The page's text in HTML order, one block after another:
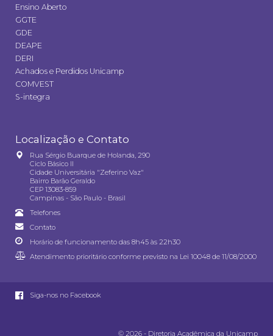
Ensino Aberto
GGTE
GDE
DEAPE
DERI
Achados e Perdidos Unicamp
COMVEST
S-integra
Localização e Contato
Rua Sérgio Buarque de Holanda, 290
Ciclo Básico II
Cidade Universitária "Zeferino Vaz"
Bairro Barão Geraldo
CEP 13083-859
Campinas - São Paulo - Brasil
Telefones
Contato
Horário de funcionamento das 8h45 às 22h30
Atendimento prioritário conforme previsto na Lei 10048 de 11/08/2000
Siga-nos no Facebook
© 2026 - Diretoria Acadêmica da Unicamp